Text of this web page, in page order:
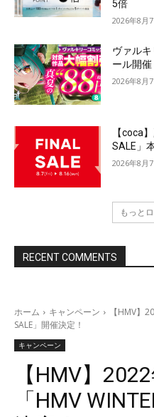
5倍
2026年8月7
ヴァル
ール開
2026年8月7
【coca
SALE」
2026年8月7
もっと
RECENT COMMENTS